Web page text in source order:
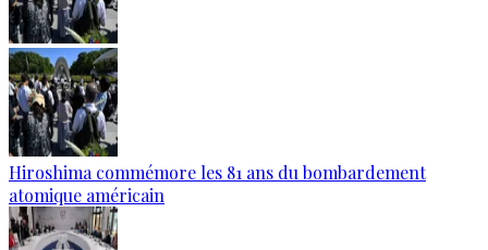
Hiroshima commémore les 81 ans du bombardement
atomique américain